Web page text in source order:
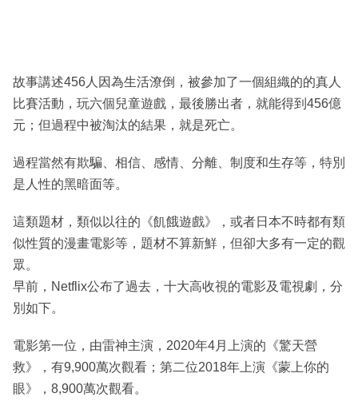
故事講述456人因為生活潦倒，被參加了一個組織的的真人
比賽活動，玩六個兒童遊戲，最後勝出者，就能得到456億
元；但過程中被淘汰的結果，就是死亡。
過程當然有欺騙、相信、感情、分離、制度和生存等，特別
是人性的黑暗面等。
這類題材，類似以往的《飢餓遊戲》，或者日本不時都有類
似性質的漫畫電影等，題材不算新鮮，但卻大多有一定的觀
眾。
早前，Netflix公布了過去，十大高收視的電影及電視劇，分
別如下。
電影第一位，由雷神主演，2020年4月上演的《驚天營
救》，有9,900萬次觀看；第二位2018年上演《蒙上你的
眼》，8,900萬次觀看。